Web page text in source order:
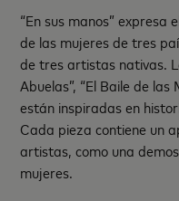
“En sus manos” expresa
de las mujeres de tres
de tres artistas nativas.
Abuelas”, “El Baile de
están inspiradas en
Cada pieza contiene un
artistas, como una
mujeres.